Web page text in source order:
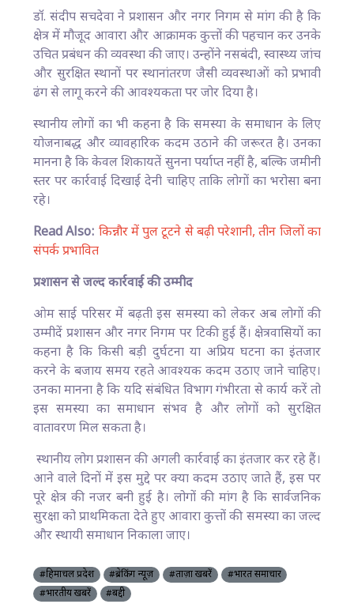
डॉ. संदीप सचदेवा ने प्रशासन और नगर निगम से मांग की है कि
क्षेत्र में मौजूद आवारा और आक्रामक कुत्तों की पहचान कर उनके
उचित प्रबंधन की व्यवस्था की जाए। उन्होंने नसबंदी, स्वास्थ्य जांच
और सुरक्षित स्थानों पर स्थानांतरण जैसी व्यवस्थाओं को प्रभावी
ढंग से लागू करने की आवश्यकता पर जोर दिया है।
स्थानीय लोगों का भी कहना है कि समस्या के समाधान के लिए
योजनाबद्ध और व्यावहारिक कदम उठाने की जरूरत है। उनका
मानना है कि केवल शिकायतें सुनना पर्याप्त नहीं है, बल्कि जमीनी
स्तर पर कार्रवाई दिखाई देनी चाहिए ताकि लोगों का भरोसा बना
रहे।
Read Also: किन्नौर में पुल टूटने से बढ़ी परेशानी, तीन जिलों का
संपर्क प्रभावित
प्रशासन से जल्द कार्रवाई की उम्मीद
ओम साई परिसर में बढ़ती इस समस्या को लेकर अब लोगों की
उम्मीदें प्रशासन और नगर निगम पर टिकी हुई हैं। क्षेत्रवासियों का
कहना है कि किसी बड़ी दुर्घटना या अप्रिय घटना का इंतजार
करने के बजाय समय रहते आवश्यक कदम उठाए जाने चाहिए।
उनका मानना है कि यदि संबंधित विभाग गंभीरता से कार्य करें तो
इस समस्या का समाधान संभव है और लोगों को सुरक्षित
वातावरण मिल सकता है।
स्थानीय लोग प्रशासन की अगली कार्रवाई का इंतजार कर रहे हैं।
आने वाले दिनों में इस मुद्दे पर क्या कदम उठाए जाते हैं, इस पर
पूरे क्षेत्र की नजर बनी हुई है। लोगों की मांग है कि सार्वजनिक
सुरक्षा को प्राथमिकता देते हुए आवारा कुत्तों की समस्या का जल्द
और स्थायी समाधान निकाला जाए।
#हिमाचल प्रदेश #ब्रेकिंग न्यूज़ #ताज़ा खबरें
#भारत समाचार
#भारतीय खबरें
#बद्दी